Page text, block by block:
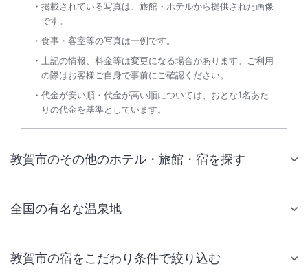
掲載されている写真は、旅館・ホテルから提供された画像
です。
食事・客室等の写真は一例です。
上記の情報、料金等は変更になる場合があります。ご利用
の際はお客様ご自身で事前にご確認ください。
代金が安い順・代金が高い順については、おとな1名あた
りの代金を基準としています。
敦賀市のその他のホテル・旅館・宿を探す
全国の有名な温泉地
敦賀市の宿をこだわり条件で絞り込む